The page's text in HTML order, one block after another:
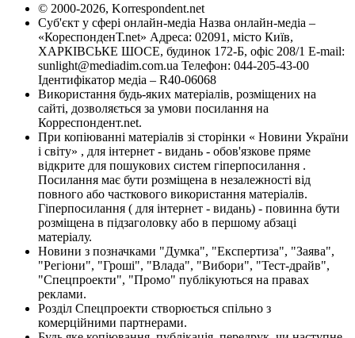
© 2000-2026, Korrespondent.net
Суб'єкт у сфері онлайн-медіа Назва онлайн-медіа –
«КореспонденТ.net» Адреса: 02091, місто Київ,
ХАРКІВСЬКЕ ШОСЕ, будинок 172-Б, офіс 208/1 E-mail:
sunlight@mediadim.com.ua Телефон: 044-205-43-00
Ідентифікатор медіа – R40-06068
Використання будь-яких матеріалів, розміщених на
сайті, дозволяється за умови посилання на
Корреспондент.net.
При копіюванні матеріалів зі сторінки « Новини України
і світу» , для інтернет - видань - обов'язкове пряме
відкрите для пошукових систем гіперпосилання .
Посилання має бути розміщена в незалежності від
повного або часткового використання матеріалів.
Гіперпосилання ( для інтернет - видань) - повинна бути
розміщена в підзаголовку або в першому абзаці
матеріалу.
Новини з позначками "Думка", "Експертиза", "Заява",
"Регіони", "Гроші", "Влада", "Вибори", "Тест-драйв",
"Спецпроекти", "Промо" публікуються на правах
реклами.
Розділ Спецпроекти створюється спільно з
комерційними партнерами.